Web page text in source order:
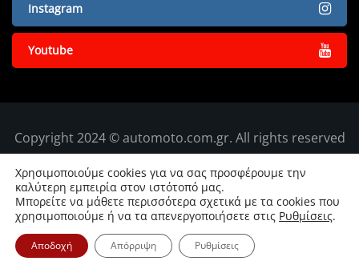
Instagram
Youtube
Copyright 2024 © automoto.com.gr. All rights reserved
Χρησιμοποιούμε cookies για να σας προσφέρουμε την
καλύτερη εμπειρία στον ιστότοπό μας.
Μπορείτε να μάθετε περισσότερα σχετικά με τα cookies που
χρησιμοποιούμε ή να τα απενεργοποιήσετε στις Ρυθμίσεις.
Αποδοχή Απόρριψη Ρυθμίσεις